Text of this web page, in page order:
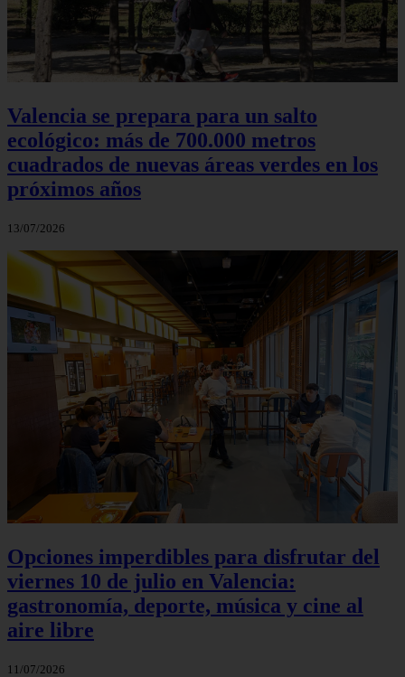
Valencia se prepara para un salto
ecológico: más de 700.000 metros
cuadrados de nuevas áreas verdes en los
próximos años
13/07/2026
Opciones imperdibles para disfrutar del
viernes 10 de julio en Valencia:
gastronomía, deporte, música y cine al
aire libre
11/07/2026